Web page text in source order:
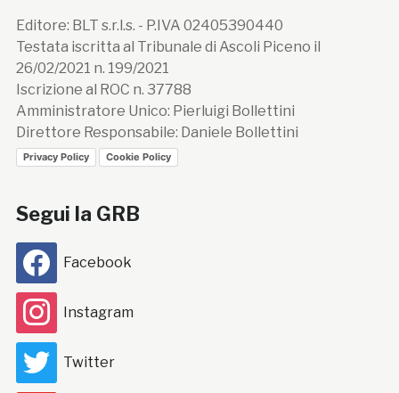
Editore: BLT s.r.l.s. - P.IVA 02405390440
Testata iscritta al Tribunale di Ascoli Piceno il
26/02/2021 n. 199/2021
Iscrizione al ROC n. 37788
Amministratore Unico: Pierluigi Bollettini
Direttore Responsabile: Daniele Bollettini
Privacy Policy Cookie Policy
Segui la GRB
Facebook
Instagram
Twitter